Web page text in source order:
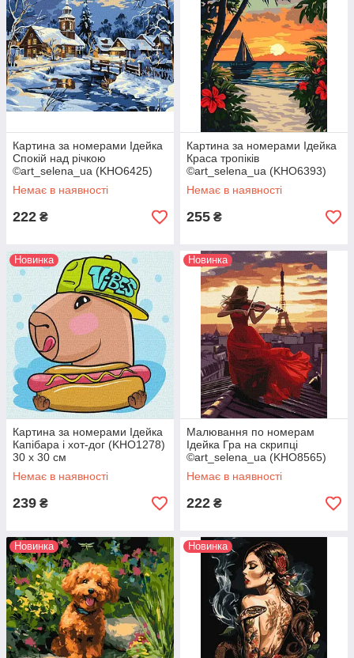
Картина за номерами Ідейка
Спокій над річкою
©art_selena_ua (KHO6425)
30 х 40 см
Немає в наявності
222 ₴
Картина за номерами Ідейка
Краса тропіків
©art_selena_ua (KHO6393)
30 х 40 см
Немає в наявності
255 ₴
Новинка
Картина за номерами Ідейка
Капібара і хот-дог (KHO1278)
30 х 30 см
Немає в наявності
239 ₴
Новинка
Малювання по номерам
Ідейка Гра на скрипці
©art_selena_ua (KHO8565)
30 х 40 см
Немає в наявності
222 ₴
Новинка Новинка